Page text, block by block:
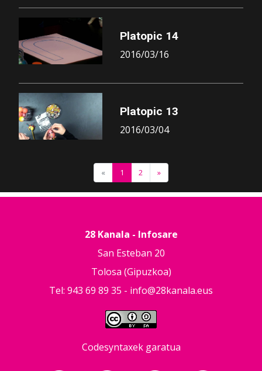
Platopic 14
2016/03/16
Platopic 13
2016/03/04
« 1 2 »
28 Kanala - Infosare
San Esteban 20
Tolosa (Gipuzkoa)
Tel: 943 69 89 35 - info@28kanala.eus
Codesyntaxek garatua